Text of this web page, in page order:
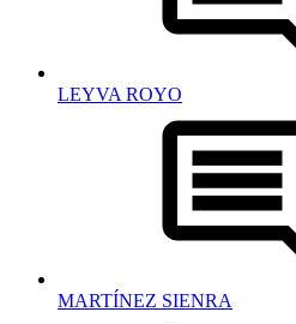
LEYVA ROYO
MARTÍNEZ SIENRA